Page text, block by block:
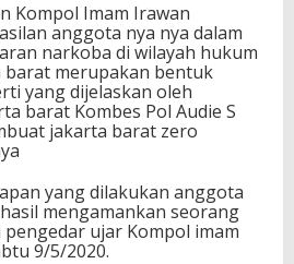
Kompol Imam Irawan
anggota nya nya dalam
narkoba di wilayah hukum
merupakan bentuk
yang dijelaskan oleh
barat Kombes Pol Audie S
jakarta barat zero
yang dilakukan anggota
mengamankan seorang
ujar Kompol imam
9/5/2020.